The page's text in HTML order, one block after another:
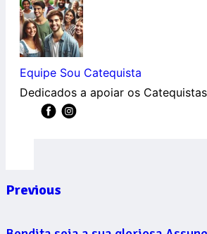
Equipe Sou Catequista
Dedicados a apoiar os
Previous